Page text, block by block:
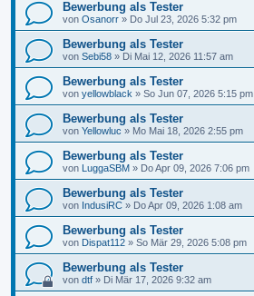
Bewerbung als Tester
von Osanorr » Do Jul 23, 2026 5:32 pm
Bewerbung als Tester
von Sebi58 » Di Mai 12, 2026 11:57 am
Bewerbung als Tester
von yellowblack » So Jun 07, 2026 5:15 pm
Bewerbung als Tester
von Yellowluc » Mo Mai 18, 2026 2:55 pm
Bewerbung als Tester
von LuggaSBM » Do Apr 09, 2026 7:06 pm
Bewerbung als Tester
von IndusiRC » Do Apr 09, 2026 1:08 am
Bewerbung als Tester
von Dispat112 » So Mär 29, 2026 5:08 pm
Bewerbung als Tester
von dtf » Di Mär 17, 2026 9:32 am